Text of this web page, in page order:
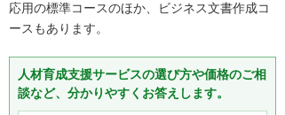
応用の標準コースのほか、ビジネス文書作成コ
ースもあります。
人材育成支援サービスの選び方や価格のご相
談など、分かりやすくお答えします。